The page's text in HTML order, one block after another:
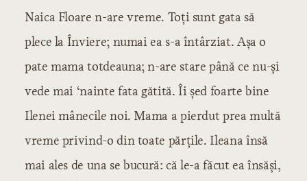
Naica Floare n-are vreme. Toți sunt gata să
plece la Înviere; numai ea s-a întârziat. Așa o
pate mama totdeauna; n-are stare până ce nu-și
vede mai ‘nainte fata gătită. Îi șed foarte bine
Ilenei mânecile noi. Mama a pierdut prea multă
vreme privind-o din toate părțile. Ileana însă
mai ales de una se bucură: că le-a făcut ea însăși,